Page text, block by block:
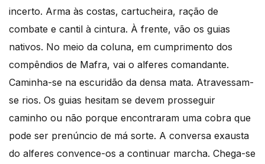
incerto. Arma às costas, cartucheira, ração de
combate e cantil à cintura. À frente, vão os guias
nativos. No meio da coluna, em cumprimento dos
compêndios de Mafra, vai o alferes comandante.
Caminha-se na escuridão da densa mata. Atravessam-
se rios. Os guias hesitam se devem prosseguir
caminho ou não porque encontraram uma cobra que
pode ser prenúncio de má sorte. A conversa exausta
do alferes convence-os a continuar marcha. Chega-se